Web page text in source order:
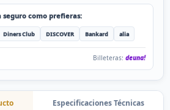
seguro como prefieras:
Diners Club DISCOVER Bankard alia
Billeteras: deuna!
Especificaciones Técnicas